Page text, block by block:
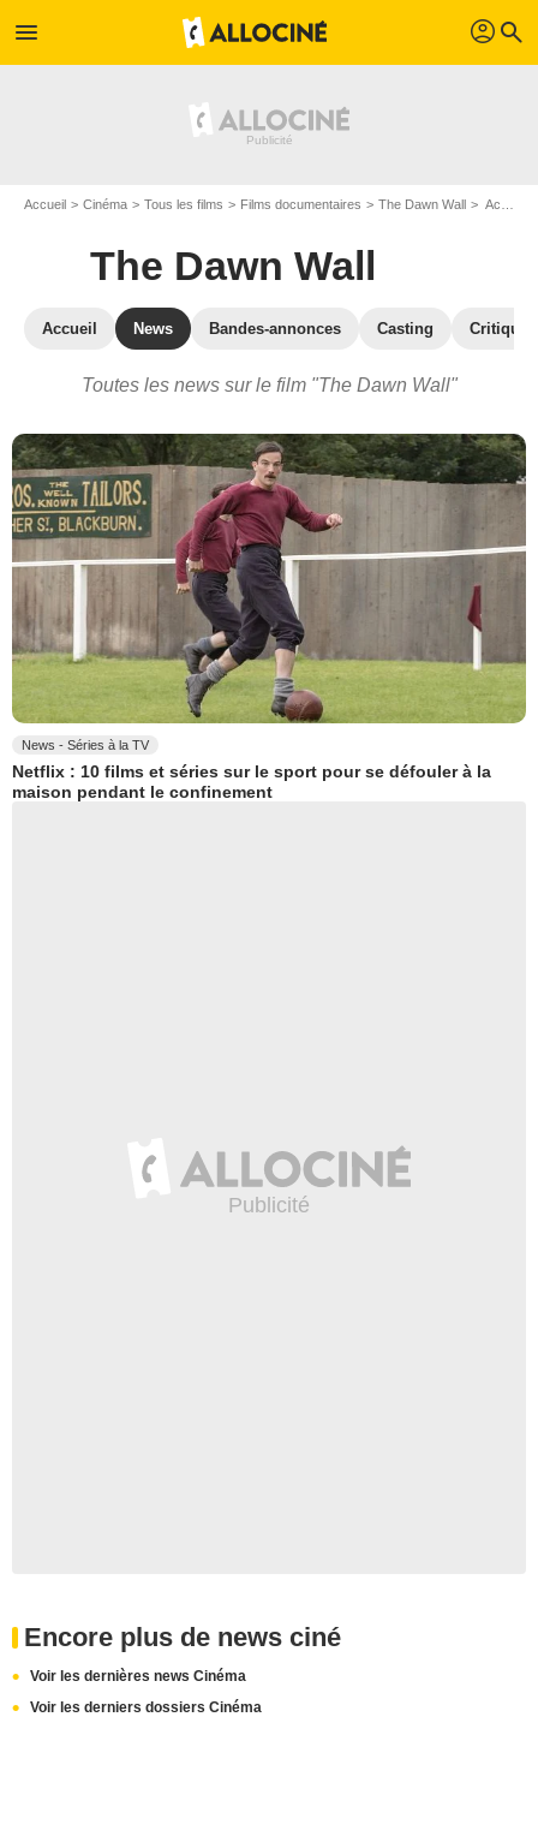
menu profil search
Accueil Cinéma Tous les films Films documentaires The Dawn Wall Actualités The Dawn Wall
The Dawn Wall
Accueil News Bandes-annonces Casting
Toutes les news sur le film "The Dawn Wall"
News - Séries à la TV
Netflix : 10 films et séries sur le sport pour se défouler à la
maison pendant le confinement
Encore plus de news ciné
Voir les dernières news Cinéma
Voir les derniers dossiers Cinéma